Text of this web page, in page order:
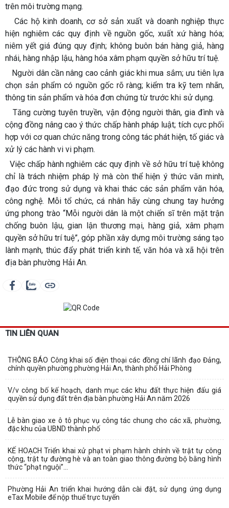
trên môi trường mạng.
Các hộ kinh doanh, cơ sở sản xuất và doanh nghiệp thực
hiện nghiêm các quy định về nguồn gốc, xuất xứ hàng hóa;
niêm yết giá đúng quy định; không buôn bán hàng giả, hàng
nhái, hàng nhập lậu, hàng hóa xâm phạm quyền sở hữu trí tuệ.
Người dân cần nâng cao cảnh giác khi mua sắm; ưu tiên lựa
chọn sản phẩm có nguồn gốc rõ ràng; kiểm tra kỹ tem nhãn,
thông tin sản phẩm và hóa đơn chứng từ trước khi sử dụng.
Tăng cường tuyên truyền, vận động người thân, gia đình và
cộng đồng nâng cao ý thức chấp hành pháp luật; tích cực phối
hợp với cơ quan chức năng trong công tác phát hiện, tố giác và
xử lý các hành vi vi phạm.
Việc chấp hành nghiêm các quy định về sở hữu trí tuệ không
chỉ là trách nhiệm pháp lý mà còn thể hiện ý thức văn minh,
đạo đức trong sử dụng và khai thác các sản phẩm văn hóa,
công nghệ. Mỗi tổ chức, cá nhân hãy cùng chung tay hưởng
ứng phong trào “Mỗi người dân là một chiến sĩ trên mặt trận
chống buôn lậu, gian lận thương mại, hàng giả, xâm phạm
quyền sở hữu trí tuệ”, góp phần xây dựng môi trường sáng tạo
lành mạnh, thúc đẩy phát triển kinh tế, văn hóa và xã hội trên
địa bàn phường Hải An.
TIN LIÊN QUAN
THÔNG BÁO Công khai số điện thoại các đồng chí lãnh đạo Đảng,
chính quyền phường phường Hải An, thành phố Hải Phòng
V/v công bố kế hoạch, danh mục các khu đất thực hiện đấu giá
quyền sử dụng đất trên địa bàn phường Hải An năm 2026
Lễ bàn giao xe ô tô phục vụ công tác chung cho các xã, phường,
đặc khu của UBND thành phố
KẾ HOẠCH Triển khai xử phạt vi phạm hành chính về trật tự công
cộng, trật tự đường hè và an toàn giao thông đường bộ bằng hình
thức “phạt nguội”...
Phường Hải An triển khai hướng dẫn cài đặt, sử dụng ứng dụng
eTax Mobile để nộp thuế trực tuyến